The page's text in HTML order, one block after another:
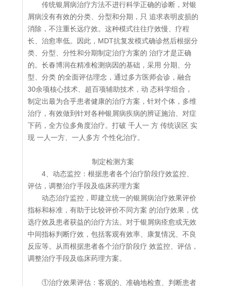
传统银屑病治疗方法不进行科学正确的诊断，对银
屑病没有有效的分类、分型和分期，只 追求表明皮损的
消除，不注重长远疗效。这种模式往往疗效慢、疗程
长、治愈率低。因此，MDT抗复发模式确诊然后根据分
类、分型、分性和分期制定治疗方案的 治疗才是正确
的。长春博润在精准检测病因的基础，采用 分期、分
型、分类 的全面评估理念，通过多方医师会诊，融合
30余项核心技术、超百项辅助技术，动 态科学组合，
制定出最为合乎患者健康的治疗方案，针对个体，多维
治疗，有效做到针对各种银屑病疾病的辨证施治、对症
下药，全方位多角度治疗。打破 千人一 方 传统误区 实
现 一人一方、一人多方 个性化治疗。
制定检测方案
4、动态监控：根据患者各个治疗阶段疗效监控、
评估，调整治疗手段及临床药理方案
动态治疗监控，即建立统一的银屑病治疗效果评价
指标和标准，有助于比较评价不同方案 的治疗效果，优
选疗效及患者获益的治疗方法。对于银屑病痊愈或无效
中间指标判断疗效，包括客观有效率、康复情况、不良
反应等。从而根据患者各个治疗阶段疗 效监控、评估，
调整治疗手段及临床药理方案。
①治疗效果评估：客观的、准确地检查、判断患者